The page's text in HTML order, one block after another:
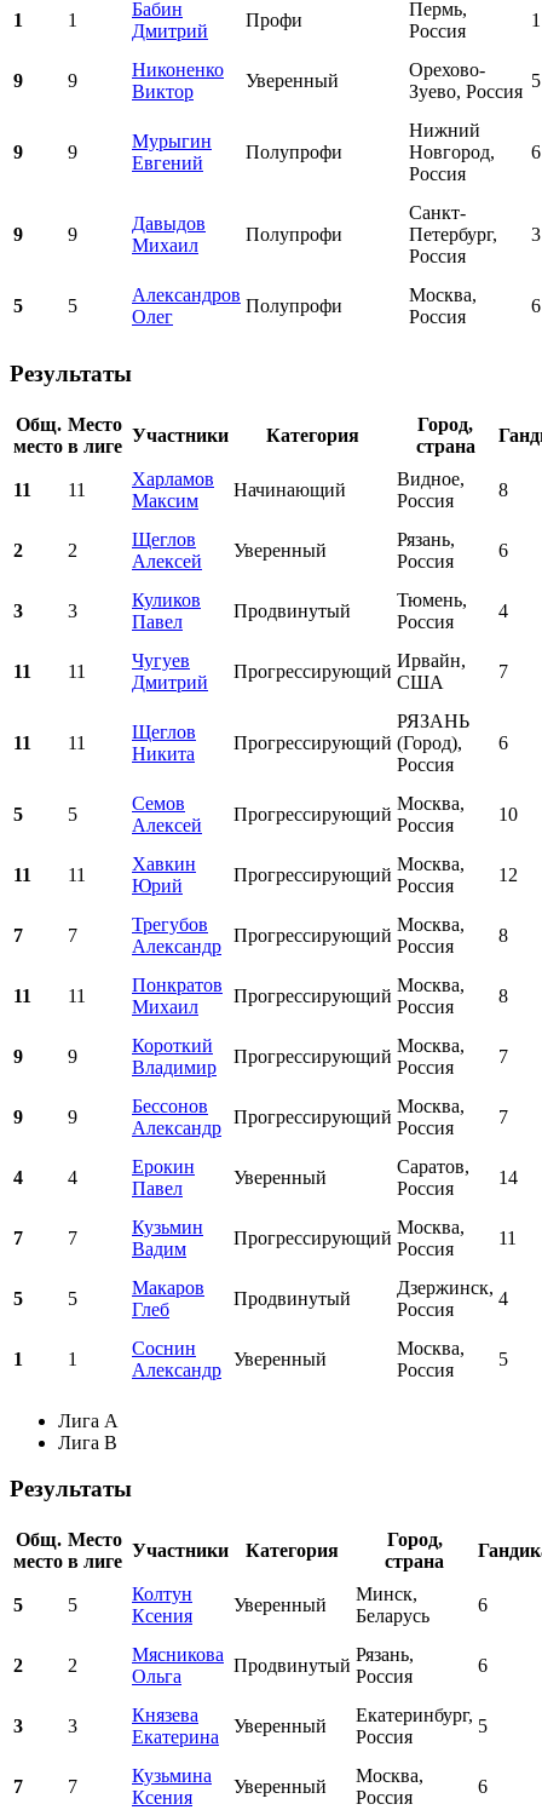
1 1
Бабин
Дмитрий
Профи
Пермь,
Россия
1
9 9
Никоненко
Виктор
Уверенный
Орехово-
Зуево, Россия
5
9 9
Мурыгин
Евгений
Полупрофи
Нижний
Новгород,
Россия
6
9 9
Давыдов
Михаил
Полупрофи
Санкт-
Петербург,
Россия
3
5 5
Александров
Олег
Полупрофи
Москва,
Россия
6
Результаты
Общ.
место
Место
в лиге
Участники Категория
Город,
страна
11 11
Харламов
Максим
Начинающий
Видное,
Россия
8
2 2
Щеглов
Алексей
Уверенный
Рязань,
Россия
6
3 3
Куликов
Павел
Продвинутый
Тюмень,
Россия
4
11 11
Чугуев
Дмитрий
Прогрессирующий
Ирвайн,
США
7
11 11
Щеглов
Никита
Прогрессирующий
РЯЗАНЬ
(Город),
Россия
6
5 5
Семов
Алексей
Прогрессирующий
Москва,
Россия
10
11 11
Хавкин
Юрий
Прогрессирующий
Москва,
Россия
12
7 7
Трегубов
Александр
Прогрессирующий
Москва,
Россия
8
11 11
Понкратов
Михаил
Прогрессирующий
Москва,
Россия
8
9 9
Короткий
Владимир
Прогрессирующий
Москва,
Россия
7
9 9
Бессонов
Александр
Прогрессирующий
Москва,
Россия
7
4 4
Ерокин
Павел
Уверенный
Саратов,
Россия
14
7 7
Кузьмин
Вадим
Прогрессирующий
Москва,
Россия
11
5 5
Макаров
Глеб
Продвинутый
Дзержинск,
Россия
4
1 1
Соснин
Александр
Уверенный
Москва,
Россия
5
Лига A
Лига B
Результаты
Общ.
место
Место
в лиге
Участники Категория
Город,
страна
5 5
Колтун
Ксения
Уверенный
Минск,
Беларусь
6
2 2
Мясникова
Ольга
Продвинутый
Рязань,
Россия
6
3 3
Князева
Екатерина
Уверенный
Екатеринбург,
Россия
5
7 7
Кузьмина
Ксения
Уверенный
Москва,
Россия
6